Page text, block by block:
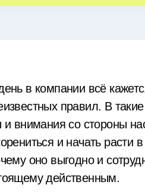
в компании всё
правил. В
и внимания со стороны
и начать
оно выгодно и
действенным.